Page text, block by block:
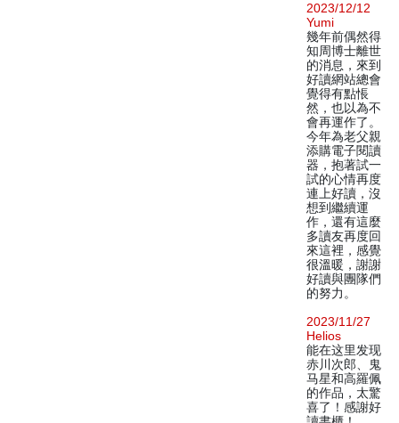
2023/12/12
Yumi
幾年前偶然得
知周博士離世
的消息，來到
好讀網站總會
覺得有點悵
然，也以為不
會再運作了。
今年為老父親
添購電子閱讀
器，抱著試一
試的心情再度
連上好讀，沒
想到繼續運
作，還有這麼
多讀友再度回
來這裡，感覺
很溫暖，謝謝
好讀與團隊們
的努力。
2023/11/27
Helios
能在这里发现
赤川次郎、鬼
马星和高羅佩
的作品，太驚
喜了！感謝好